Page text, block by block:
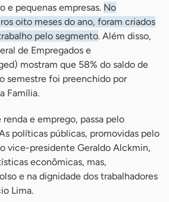
e pequenas empresas. No
oito meses do ano, foram criados
pelo segmento. Além disso,
de Empregados e
mostram que 58% do saldo de
semestre foi preenchido por
Família.
renda e emprego, passa pelo
políticas públicas, promovidas pelo
vice-presidente Geraldo Alckmin,
econômicas, mas,
e na dignidade dos trabalhadores
Lima.